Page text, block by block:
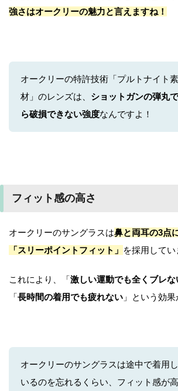
強さはオークリーの魅力と言えますね！
オークリーの特許技術「プルトナイト素
材」のレンズは、 ショットガンの弾丸
ら破損できない強度なんですよ！
フィット感の高さ
オークリーのサングラスは鼻と両耳の3点
「スリーポイントフィット」 を採用してい
これにより、「激しい運動でも全くブレ
「長時間の着用でも疲れない 」という効果
オークリーのサングラスは途中で着用
いるのを忘れるくらい、フィット感が